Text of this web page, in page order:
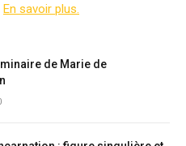
En savoir plus.
de Marie de